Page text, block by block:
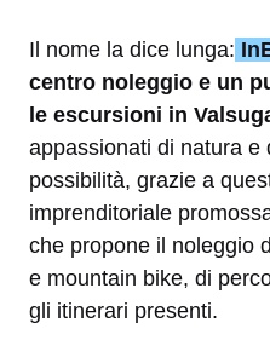
Il nome la dice lunga:
centro noleggio e un
le escursioni in
appassionati di natura e
possibilità, grazie a
imprenditoriale
che propone il noleggio
e mountain bike, di
gli itinerari presenti.